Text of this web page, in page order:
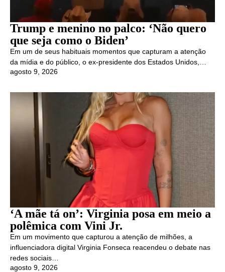
Trump e menino no palco: ‘Não quero
que seja como o Biden’
Em um de seus habituais momentos que capturam a atenção
da mídia e do público, o ex-presidente dos Estados Unidos,…
agosto 9, 2026
‘A mãe tá on’: Virginia posa em meio a
polêmica com Vini Jr.
Em um movimento que capturou a atenção de milhões, a
influenciadora digital Virginia Fonseca reacendeu o debate nas
redes sociais…
agosto 9, 2026